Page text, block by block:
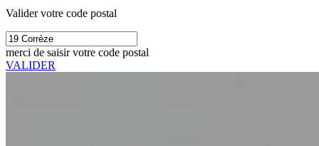
Valider votre code postal
merci de saisir votre code postal
VALIDER